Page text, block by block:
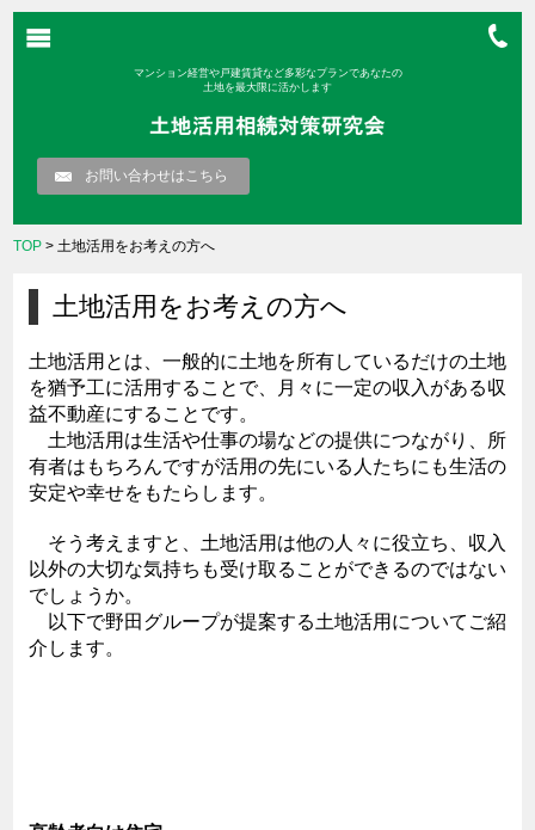
マンション経営や戸建賃貸など多彩なプランであなたの
土地を最大限に活かします
お問い合わせはこちら
TOP > 土地活用をお考えの方へ
土地活用をお考えの方へ
土地活用とは、一般的に土地を所有しているだけの土地
を猶予工に活用することで、月々に一定の収入がある収
益不動産にすることです。
土地活用は生活や仕事の場などの提供につながり、所
有者はもちろんですが活用の先にいる人たちにも生活の
安定や幸せをもたらします。
そう考えますと、土地活用は他の人々に役立ち、収入
以外の大切な気持ちも受け取ることができるのではない
でしょうか。
以下で野田グループが提案する土地活用についてご紹
介します。